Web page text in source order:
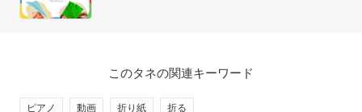
このタネの関連キーワード
ピアノ 動画 折り紙 折る